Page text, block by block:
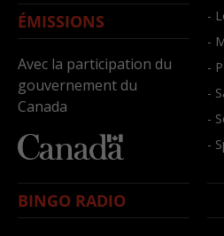
ÉMISSIONS
Avec la participation du
gouvernement du
Canada
-
-
-
-
-
-
BINGO RADIO